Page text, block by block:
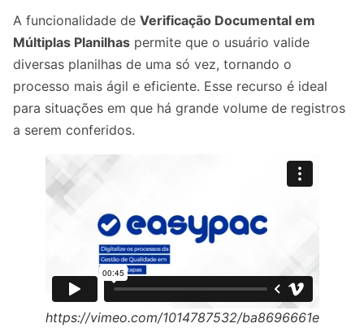
A funcionalidade de Verificação Documental em
Múltiplas Planilhas permite que o usuário valide
diversas planilhas de uma só vez, tornando o
processo mais ágil e eficiente. Esse recurso é ideal
para situações em que há grande volume de registros
a serem conferidos.
https://vimeo.com/1014787532/ba8696661e